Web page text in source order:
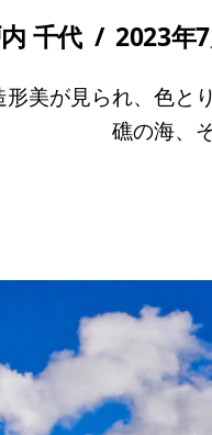
千代 / 2023年
美が見られ、色と
礁の海、